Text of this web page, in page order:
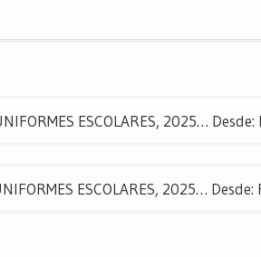
ESCOLARES, 2025…
ESCOLARES, 2025…